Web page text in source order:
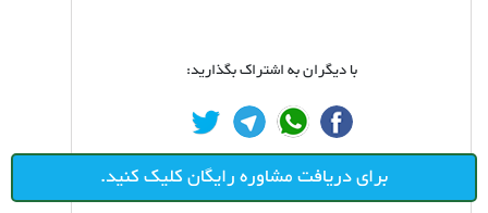
با دیگران به اشتراک بگذارید:
برای دریافت مشاوره رایگان کلیک کنید.